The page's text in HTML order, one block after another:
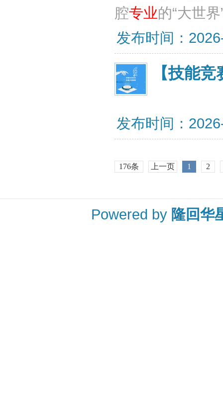
腔专业的“大世
发布时间：
【技能
发布时间：
176条 上一页 1 2
Powered by 隆回华